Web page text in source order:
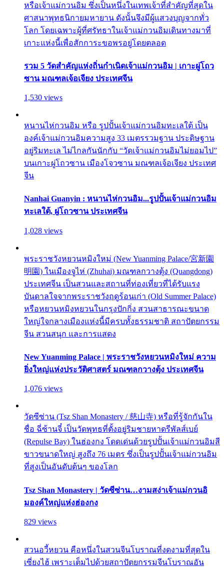
หรือเจ้าแม่กวนอิม ซึ่งเป็นหนึ่งในเทพเจ้าที่สำคัญที่สุดใน
ศาสนาพุทธนิกายมหายาน ดังนั้นจึงมีผู้แสวงบุญจากทั่ว
โลก โดยเฉพาะผู้ที่ศรัทธาในเจ้าแม่กวนอิมเดินทางมาที่
เกาะแห่งนี้เพื่อสักการะขอพรอยู่โดยตลอด
รวม 5 วัดสำคัญแห่งถิ่นกำเนิดเจ้าแม่กวนอิม | เกาะผู่โถว
ซาน มณฑลเจ้อเจียง ประเทศจีน
1,530 views
หนานไห่กวนอิม หรือ รูปปั้นเจ้าแม่กวนอิมทะเลใต้ เป็น
องค์เจ้าแม่กวนอิมความสูง 33 เมตรรวมฐาน ประดิษฐาน
อยู่ริมทะเล ไม่ไกลกันนักกับ “วัดเจ้าแม่กวนอิมไม่ยอมไป”
บนเกาะผู่โถวซาน เมืองโจวซาน มณฑลเจ้อเจียง ประเทศ
จีน
Nanhai Guanyin : หนานไห่กวนอิม...รูปปั้นเจ้าแม่กวนอิม
ทะเลใต้, ผู่โถวซาน ประเทศจีน
1,028 views
พระราชวังหยวนหมิงใหม่ (New Yuanming Palace/宮新園
明園) ในเมืองจูไห่ (Zhuhai) มณฑลกวางตุ้ง (Quangdong)
ประเทศจีน เป็นสวนและสถานที่ท่องเที่ยวที่ได้รับแรง
บันดาลใจจากพระราชวังฤดูร้อนเก่า (Old Summer Palace)
หรือหยวนหมิงหยวนในกรุงปักกิ่ง สวนสาธารณะขนาด
ใหญ่ใจกลางเมืองแห่งนี้มีครบทั้งธรรมชาติ สถาปัตยกรรม
จีน สวนสนุก และการแสดง
New Yuanming Palace | พระราชวังหยวนหมิงใหม่ ความ
ยิ่งใหญ่แห่งประวัติศาสตร์ มณฑลกวางตุ้ง ประเทศจีน
1,076 views
วัดซีซ่าน (Tsz Shan Monastery / 慈山寺) หรือที่รู้จักกันใน
ชื่อ ฉี่ซ้านจี๋ เป็นวัดพุทธที่ตั้งอยู่ริมชายหาดรีพัลส์เบย์
(Repulse Bay) ในฮ่องกง โดดเด่นด้วยรูปปั้นเจ้าแม่กวนอิมสี
ขาวขนาดใหญ่ สูงถึง 76 เมตร ซึ่งเป็นรูปปั้นเจ้าแม่กวนอิม
ที่สูงเป็นอันดับต้นๆ ของโลก
Tsz Shan Monastery | วัดซีซ่าน…งามสง่าเจ้าแม่กวนอิ
มองค์ใหญ่แห่งฮ่องกง
829 views
สวนอวี้หยวน คือหนึ่งในสวนจีนโบราณที่งดงามที่สุดใน
เซี่ยงไฮ้ เพราะเต็มไปด้วยสถาปัตยกรรมจีนโบราณอัน